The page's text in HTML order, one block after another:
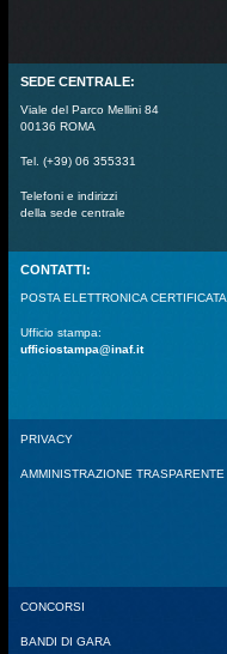
SEDE CENTRALE:
Viale del Parco Mellini 84
00136 ROMA
Tel. (+39) 06 355331
Telefoni e indirizzi
della sede centrale
CONTATTI:
POSTA ELETTRONICA CERTIFICATA
Ufficio stampa:
ufficiostampa@inaf.it
PRIVACY
AMMINISTRAZIONE TRASPARENTE
CONCORSI
BANDI DI GARA